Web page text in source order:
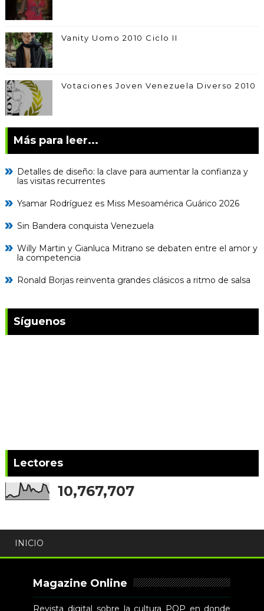
Vanity Uomo 2010 Ciclo II
Votaciones Joven Venezuela Diverso 2010
Más para leer...
Detalles de diseño: la clave para aumentar la confianza y
las visitas recurrentes
Ysamar Rodríguez es Miss Mesoamérica Guárico 2026
Sin Bandera conquista Venezuela
Willy Martin y Gianluca Mitrano se debaten entre el amor y
la competencia
Ronald Borjas reinventa grandes clásicos a ritmo de salsa
Síguenos
Lectores
10,767,707
INICIO
Magazine Online
Revista digital sobre la cultura POP en donde